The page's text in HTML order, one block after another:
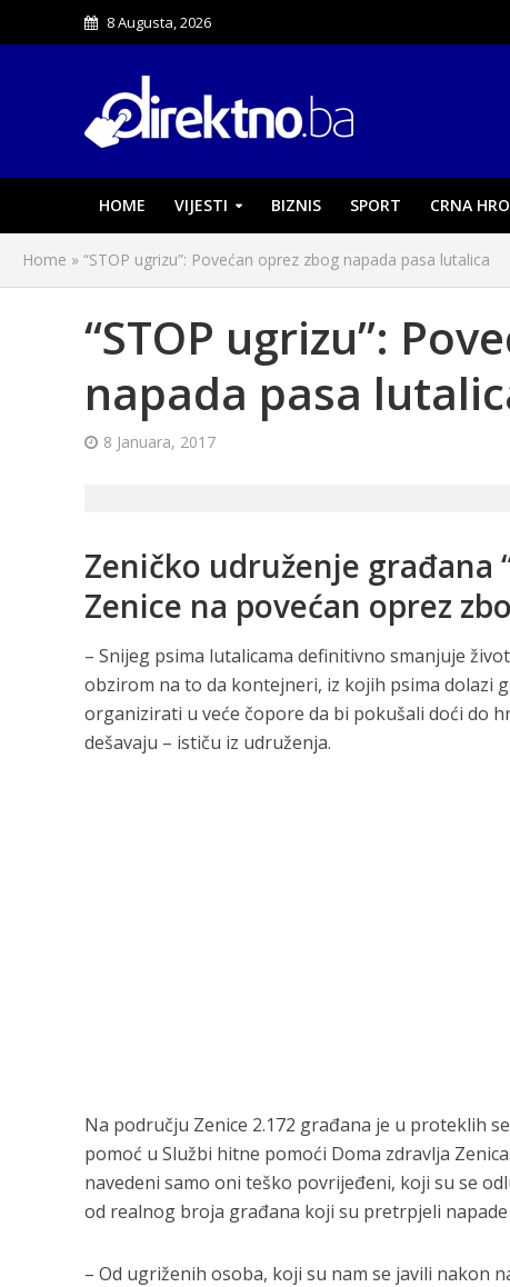
8 Augusta, 2026
HOME VIJESTI BIZNIS SPORT CRNA
Home » “STOP ugrizu”: Povećan oprez zbog napada pasa lutalica
“STOP ugrizu”:
napada pasa
8 Januara, 2017
Zeničko udruženje građana
Zenice na povećan oprez
– Snijeg psima lutalicama definitivno smanjuje
obzirom na to da kontejneri, iz kojih psima dolazi
organizirati u veće čopore da bi pokušali doći do
dešavaju – ističu iz udruženja.
Na području Zenice 2.172 građana je u proteklih
pomoć u Službi hitne pomoći Doma zdravlja
navedeni samo oni teško povrijeđeni, koji su se
od realnog broja građana koji su pretrpjeli napade
– Od ugriženih osoba, koji su nam se javili nakon